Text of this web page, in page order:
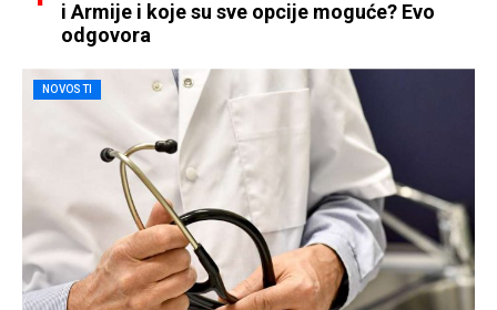
i Armije i koje su sve opcije moguće? Evo
odgovora
NOVOSTI